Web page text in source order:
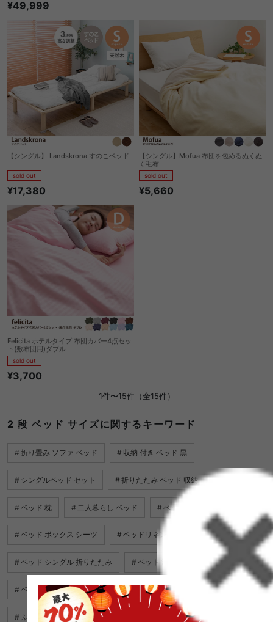
¥49,999
【シングル】 Landskrona すのこベッド
sold out
¥17,380
【シングル】Mofua 布団を包めるぬくぬ
く毛布
sold out
¥5,660
Felicita ホテルタイプ 布団カバー4点セッ
ト(敷布団用)ダブル
sold out
¥3,700
1件〜15件（全15件）
2 段 ベッド サイズに関するキーワード
折り畳み ソファ ベッド 収納 付き ベッド 黒
シングルベッド セット 折りたたみ ベッド 収納
ベッド 枕 二人暮らし ベッド ベッド の カバー
ベッド ボックス シーツ ベッドリネン
ベッド シングル 折りたたみ ベッド 激安 セミダブル
ベッド マットレス ダブル おすすめ ベッド クイーン おすすめ
ふかふか ベッド ソファ ベッド 脚 付き